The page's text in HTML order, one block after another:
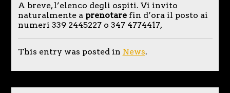
A breve, l’elenco degli ospiti. Vi invito
naturalmente aprenotarefin d’ora il posto ai
numeri 339 2445227 o 347 4774417,
This entry was posted in News.